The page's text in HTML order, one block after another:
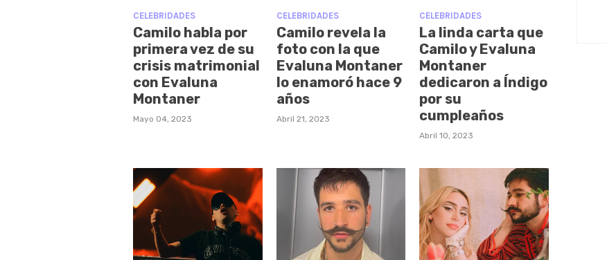
CELEBRIDADES
Camilo habla por
primera vez de su
crisis matrimonial
con Evaluna
Montaner
Mayo 04, 2023
CELEBRIDADES
Camilo revela la
foto con la que
Evaluna Montaner
lo enamoró hace 9
años
Abril 21, 2023
CELEBRIDADES
La linda carta que
Camilo y Evaluna
Montaner
dedicaron a Índigo
por su
cumpleaños
Abril 10, 2023